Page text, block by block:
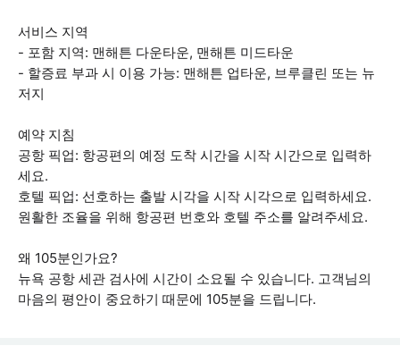
서비스 지역
- 포함 지역: 맨해튼 다운타운, 맨해튼 미드타운
- 할증료 부과 시 이용 가능: 맨해튼 업타운, 브루클린 또는 뉴
저지
예약 지침
공항 픽업: 항공편의 예정 도착 시간을 시작 시간으로 입력하
세요.
호텔 픽업: 선호하는 출발 시각을 시작 시각으로 입력하세요.
원활한 조율을 위해 항공편 번호와 호텔 주소를 알려주세요.
왜 105분인가요?
뉴욕 공항 세관 검사에 시간이 소요될 수 있습니다. 고객님의
마음의 평안이 중요하기 때문에 105분을 드립니다.